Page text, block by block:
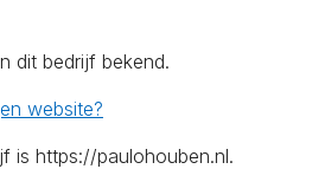
dit bedrijf bekend.
website?
is https://paulohouben.nl.